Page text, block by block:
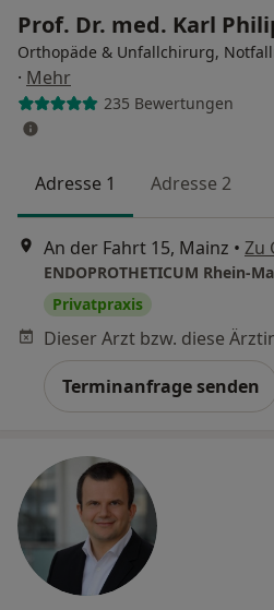
Prof. Dr. med. Karl
Orthopäde & Unfallchirurg,
· Mehr
235 Bewertungen
Adresse 1 Adresse 2
An der Fahrt 15, Mainz • Zu
Privatpraxis
Terminanfrage senden